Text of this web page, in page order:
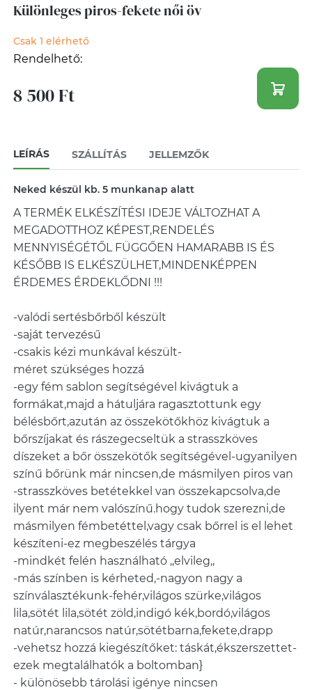
Különleges piros-fekete női öv
Csak 1 elérhető
Rendelhető:
8 500 Ft
LEÍRÁS SZÁLLÍTÁS JELLEMZŐK
Neked készül kb. 5 munkanap alatt
A TERMÉK ELKÉSZÍTÉSI IDEJE VÁLTOZHAT A
MEGADOTTHOZ KÉPEST,RENDELÉS
MENNYISÉGÉTŐL FÜGGŐEN HAMARABB IS ÉS
KÉSŐBB IS ELKÉSZÜLHET,MINDENKÉPPEN
ÉRDEMES ÉRDEKLŐDNI !!!
-valódi sertésbőrből készült
-saját tervezésű
-csakis kézi munkával készült-
méret szükséges hozzá
-egy fém sablon segítségével kivágtuk a
formákat,majd a hátuljára ragasztottunk egy
bélésbőrt,azután az összekötőkhöz kivágtuk a
bőrszíjakat és rászegecseltük a strasszköves
díszeket a bőr összekötők segítségével-ugyanilyen
színű bőrünk már nincsen,de másmilyen piros van
-strasszköves betétekkel van összekapcsolva,de
ilyent már nem valószínű.hogy tudok szerezni,de
másmilyen fémbetéttel,vagy csak bőrrel is el lehet
készíteni-ez megbeszélés tárgya
-mindkét felén használható ,,elvileg,,
-más színben is kérheted,-nagyon nagy a
színválasztékunk-fehér,világos szürke,világos
lila,sötét lila,sötét zöld,indigó kék,bordó,világos
natúr,narancsos natúr,sötétbarna,fekete,drapp
-vehetsz hozzá kiegészítőket: táskát,ékszerszettet-
ezek megtalálhatók a boltomban}
- különösebb tárolási igénye nincsen